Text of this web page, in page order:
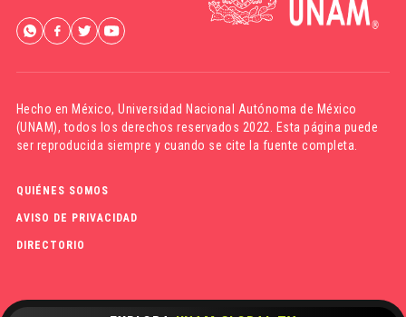
Hecho en México,Universidad Nacional Autónoma de México
(UNAM), todos los derechos reservados 2022. Esta página puede
ser reproducida siempre y cuando se cite la fuente completa.
QUIÉNES SOMOS
AVISO DE PRIVACIDAD
DIRECTORIO